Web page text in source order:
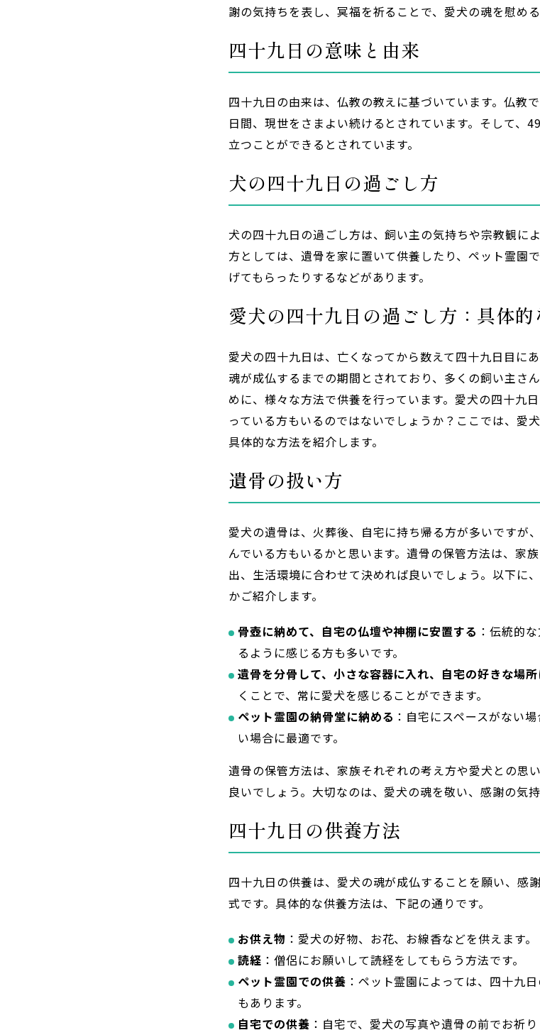
謝の気持ちを表し、冥福を祈ることで、愛犬の魂を慰める
四十九日の意味と由来
四十九日の由来は、仏教の教えに基づいています。仏教
日間、現世をさまよい続けるとされています。そして、
立つことができるとされています。
犬の四十九日の過ごし方
犬の四十九日の過ごし方は、飼い主の気持ちや宗教観に
方としては、遺骨を家に置いて供養したり、ペット霊園
げてもらったりするなどがあります。
愛犬の四十九日の過ごし方：具体的
愛犬の四十九日は、亡くなってから数えて四十九日目に
魂が成仏するまでの期間とされており、多くの飼い主さ
めに、様々な方法で供養を行っています。愛犬の四十九
っている方もいるのではないでしょうか？ここでは、愛
具体的な方法を紹介します。
遺骨の扱い方
愛犬の遺骨は、火葬後、自宅に持ち帰る方が多いですが
んでいる方もいるかと思います。遺骨の保管方法は、家
出、生活環境に合わせて決めれば良いでしょう。以下に
かご紹介します。
骨壺に納めて、自宅の仏壇や神棚に安置する ：伝統的
るように感じる方も多いです。
遺骨を分骨して、小さな容器に入れ、自宅の好きな場所
くことで、常に愛犬を感じることができます。
ペット霊園の納骨堂に納める ：自宅にスペースがない
い場合に最適です。
遺骨の保管方法は、家族それぞれの考え方や愛犬との思
良いでしょう。大切なのは、愛犬の魂を敬い、感謝の気
四十九日の供養方法
四十九日の供養は、愛犬の魂が成仏することを願い、感
式です。具体的な供養方法は、下記の通りです。
お供え物 ：愛犬の好物、お花、お線香などを供えます。
読経 ：僧侶にお願いして読経をしてもらう方法です。
ペット霊園での供養 ：ペット霊園によっては、四十九
もあります。
自宅での供養 ：自宅で、愛犬の写真や遺骨の前でお祈